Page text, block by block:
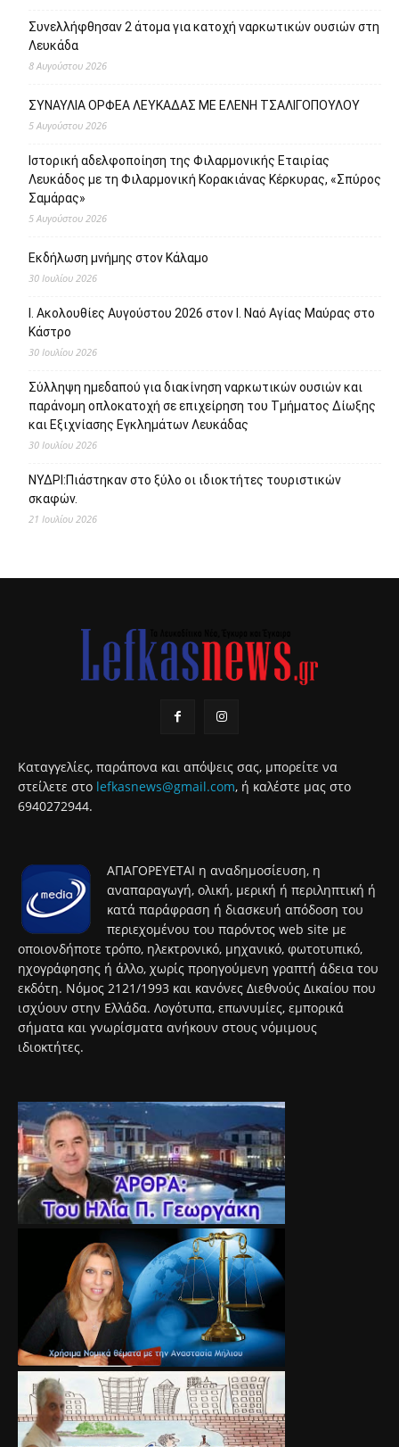
Συνελλήφθησαν 2 άτομα για κατοχή ναρκωτικών ουσιών στη
Λευκάδα
8 Αυγούστου 2026
ΣΥΝΑΥΛΙΑ ΟΡΦΕΑ ΛΕΥΚΑΔΑΣ ΜΕ ΕΛΕΝΗ ΤΣΑΛΙΓΟΠΟΥΛΟΥ
5 Αυγούστου 2026
Ιστορική αδελφοποίηση της Φιλαρμονικής Εταιρίας
Λευκάδος με τη Φιλαρμονική Κορακιάνας Κέρκυρας, «Σπύρος
Σαμάρας»
5 Αυγούστου 2026
Εκδήλωση μνήμης στον Κάλαμο
30 Ιουλίου 2026
Ι. Ακολουθίες Αυγούστου 2026 στον Ι. Ναό Αγίας Μαύρας στο
Κάστρο
30 Ιουλίου 2026
Σύλληψη ημεδαπού για διακίνηση ναρκωτικών ουσιών και
παράνομη οπλοκατοχή σε επιχείρηση του Τμήματος Δίωξης
και Εξιχνίασης Εγκλημάτων Λευκάδας
30 Ιουλίου 2026
ΝΥΔΡΙ:Πιάστηκαν στο ξύλο οι ιδιοκτήτες τουριστικών
σκαφών.
21 Ιουλίου 2026
Καταγγελίες, παράπονα και απόψεις σας, μπορείτε να
στείλετε στο lefkasnews@gmail.com, ή καλέστε μας στο
6940272944.
ΑΠΑΓΟΡΕΥΕΤΑΙ η αναδημοσίευση, η
αναπαραγωγή, ολική, μερική ή περιληπτική ή
κατά παράφραση ή διασκευή απόδοση του
περιεχομένου του παρόντος web site με
οποιονδήποτε τρόπο, ηλεκτρονικό, μηχανικό, φωτοτυπικό,
ηχογράφησης ή άλλο, χωρίς προηγούμενη γραπτή άδεια του
εκδότη. Νόμος 2121/1993 και κανόνες Διεθνούς Δικαίου που
ισχύουν στην Ελλάδα. Λογότυπα, επωνυμίες, εμπορικά
σήματα και γνωρίσματα ανήκουν στους νόμιμους
ιδιοκτήτες.